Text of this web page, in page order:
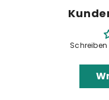
Schreiben